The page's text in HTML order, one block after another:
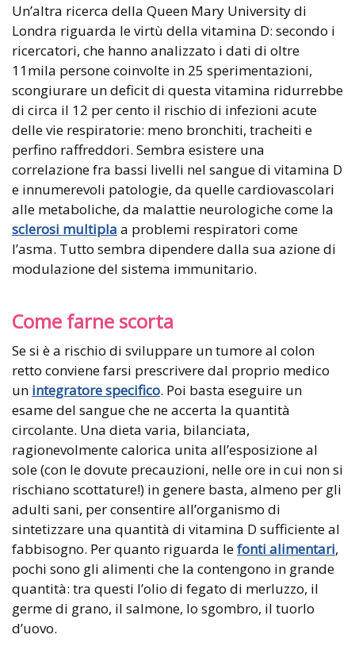
Un’altra ricerca della Queen Mary University di
Londra riguarda le virtù della vitamina D: secondo i
ricercatori, che hanno analizzato i dati di oltre
11mila persone coinvolte in 25 sperimentazioni,
scongiurare un deficit di questa vitamina ridurrebbe
di circa il 12 per cento il rischio di infezioni acute
delle vie respiratorie: meno bronchiti, tracheiti e
perfino raffreddori. Sembra esistere una
correlazione fra bassi livelli nel sangue di vitamina D
e innumerevoli patologie, da quelle cardiovascolari
alle metaboliche, da malattie neurologiche come la
sclerosi multipla a problemi respiratori come
l’asma. Tutto sembra dipendere dalla sua azione di
modulazione del sistema immunitario.
Come farne scorta
Se si è a rischio di sviluppare un tumore al colon
retto conviene farsi prescrivere dal proprio medico
un integratore specifico. Poi basta eseguire un
esame del sangue che ne accerta la quantità
circolante. Una dieta varia, bilanciata,
ragionevolmente calorica unita all’esposizione al
sole (con le dovute precauzioni, nelle ore in cui non si
rischiano scottature!) in genere basta, almeno per gli
adulti sani, per consentire all’organismo di
sintetizzare una quantità di vitamina D sufficiente al
fabbisogno. Per quanto riguarda lefonti alimentari,
pochi sono gli alimenti che la contengono in grande
quantità: tra questi l’olio di fegato di merluzzo, il
germe di grano, il salmone, lo sgombro, il tuorlo
d’uovo.